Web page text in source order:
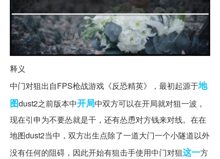
释义
中门对狙出自FPS枪战游戏《反恐精英》，最初起源于地
图dust2之前版本中开局中双方可以在开局就对狙一波，
现在引申为不要怂就是干，还有怂恿对方钱来对线。在在
地图dust2当中，双方出生点除了一道大门一个小隧道以外
没有任何的阻碍，因此开始有狙击手使用中门对狙这一方